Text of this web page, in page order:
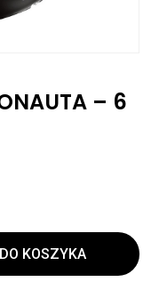
– 6
KOSZYKA